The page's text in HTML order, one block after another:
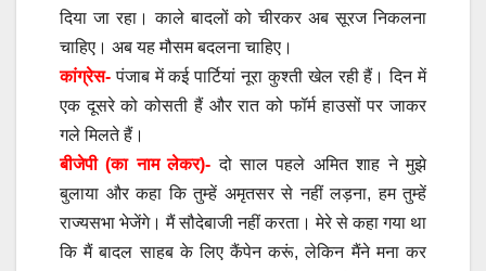
दिया जा रहा। काले बादलों को चीरकर अब सूरज निकलना
चाहिए। अब यह मौसम बदलना चाहिए।
कांग्रेस- पंजाब में कई पार्टियां नूरा कुश्ती खेल रही हैं। दिन में
एक दूसरे को कोसती हैं और रात को फॉर्म हाउसों पर जाकर
गले मिलते हैं।
बीजेपी (का नाम लेकर)- दो साल पहले अमित शाह ने मुझे
बुलाया और कहा कि तुम्हें अमृतसर से नहीं लड़ना, हम तुम्हें
राज्यसभा भेजेंगे। मैं सौदेबाजी नहीं करता। मेरे से कहा गया था
कि मैं बादल साहब के लिए कैंपेन करूं, लेकिन मैंने मना कर